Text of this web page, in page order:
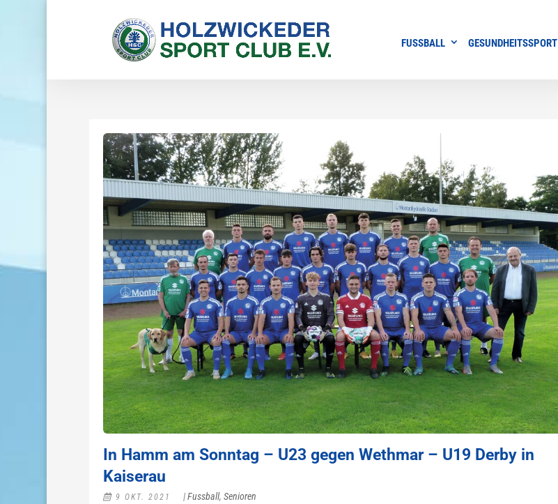
FUSSBALL GESUNDHEITSSPORT
In Hamm am Sonntag – U23 gegen Wethmar – U19 Derby in
Kaiserau
9 OKT. 2021 |Fussball, Senioren